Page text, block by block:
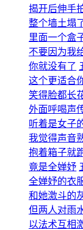
揭开后伸手
整个墙土塌
里面一个盒
不要因为我
你就没有了
这个更适合
笑得脸都长
外面呼喝声
听着是女子
我觉得声音
抱着箱子就
竟是全婵妤
全婵妤的衣
和她激斗的
但两人对雨
以法术互相